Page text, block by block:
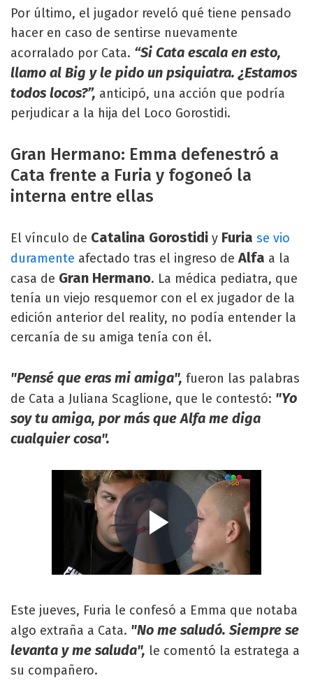
Por último, el jugador reveló qué tiene pensado
hacer en caso de sentirse nuevamente
acorralado por Cata. “Si Cata escala en esto,
llamo al Big y le pido un psiquiatra. ¿Estamos
todos locos?”, anticipó, una acción que podría
perjudicar a la hija del Loco Gorostidi.
Gran Hermano: Emma defenestró a
Cata frente a Furia y fogoneó la
interna entre ellas
El vínculo de Catalina Gorostidi y Furia se vio
duramente afectado tras el ingreso de Alfa a la
casa de Gran Hermano. La médica pediatra, que
tenía un viejo resquemor con el ex jugador de la
edición anterior del reality, no podía entender la
cercanía de su amiga tenía con él.
"Pensé que eras mi amiga", fueron las palabras
de Cata a Juliana Scaglione, que le contestó: "Yo
soy tu amiga, por más que Alfa me diga
cualquier cosa".
Este jueves, Furia le confesó a Emma que notaba
algo extraña a Cata. "No me saludó. Siempre se
levanta y me saluda", le comentó la estratega a
su compañero.